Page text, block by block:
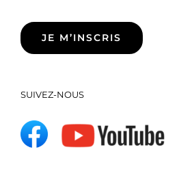
JE M’INSCRIS
SUIVEZ-NOUS